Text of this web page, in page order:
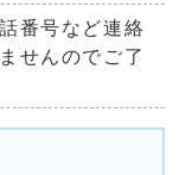
番号など連絡
せんのでご了